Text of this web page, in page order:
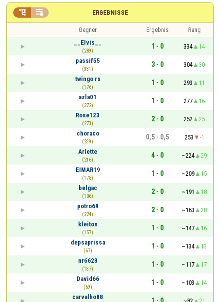
ERGEBNISSE
 
Gegner Ergebnis
Rang
__Elvis__
(289)
1 - 0 334
14
passif55
(331)
3 - 0 304
30
twingo rs
(176)
1 - 0 293
11
azla01
(272)
1 - 0 277
16
Rose123
(273)
2 - 0 252
25
choraco
(239)
0,5 - 0,5 253
-1
Arlette
(216)
4 - 0 ~224
29
EIMAR19
(178)
1 - 0 ~209
15
belgac
(106)
2 - 0 ~191
18
potro69
(224)
2 - 0 ~163
28
kleiton
(157)
1 - 0 ~147
16
depsaprissa
(67)
1 - 0 ~134
13
nr6623
(137)
1 - 0 ~117
17
David66
(69)
1 - 0 ~103
14
carvalho88
~82 21